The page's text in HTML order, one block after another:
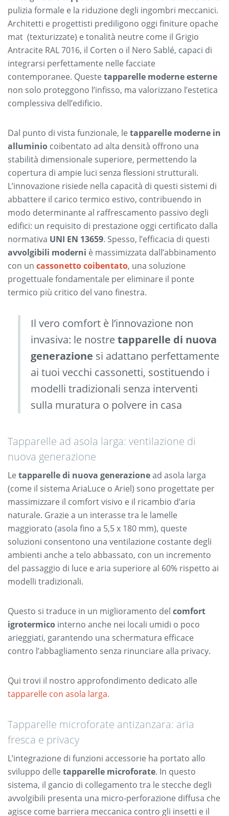
pulizia formale e la riduzione degli ingombri meccanici.
Architetti e progettisti prediligono oggi finiture opache
mat (texturizzate) e tonalità neutre come il Grigio
Antracite RAL 7016, il Corten o il Nero Sablé, capaci di
integrarsi perfettamente nelle facciate
contemporanee. Queste tapparelle moderne esterne
non solo proteggono l’infisso, ma valorizzano l’estetica
complessiva dell’edificio.
Dal punto di vista funzionale, le tapparelle moderne in
alluminio coibentato ad alta densità offrono una
stabilità dimensionale superiore, permettendo la
copertura di ampie luci senza flessioni strutturali.
L’innovazione risiede nella capacità di questi sistemi di
abbattere il carico termico estivo, contribuendo in
modo determinante al raffrescamento passivo degli
edifici: un requisito di prestazione oggi certificato dalla
normativa UNI EN 13659. Spesso, l’efficacia di questi
avvolgibili moderni è massimizzata dall’abbinamento
con un cassonetto coibentato, una soluzione
progettuale fondamentale per eliminare il ponte
termico più critico del vano finestra.
Il vero comfort è l’innovazione non
invasiva: le nostretapparelle di nuova
generazione si adattano perfettamente
ai tuoi vecchi cassonetti, sostituendo i
modelli tradizionali senza interventi
sulla muratura o polvere in casa
Tapparelle ad asola larga: ventilazione di
nuova generazione
Le tapparelle di nuova generazionead asola larga
(come il sistema AriaLuce o Ariel) sono progettate per
massimizzare il comfort visivo e il ricambio d’aria
naturale. Grazie a un interasse tra le lamelle
maggiorato (asola fino a 5,5 x 180 mm), queste
soluzioni consentono una ventilazione costante degli
ambienti anche a telo abbassato, con un incremento
del passaggio di luce e aria superiore al 60% rispetto ai
modelli tradizionali.
Questo si traduce in un miglioramento del comfort
igrotermico interno anche nei locali umidi o poco
arieggiati, garantendo una schermatura efficace
contro l’abbagliamento senza rinunciare alla privacy.
Qui trovi il nostro approfondimento dedicato alle
tapparelle con asola larga.
Tapparelle microforate antizanzara: aria
fresca e privacy
L’integrazione di funzioni accessorie ha portato allo
sviluppo delle tapparelle microforate. In questo
sistema, il gancio di collegamento tra le stecche degli
avvolgibili presenta una micro-perforazione diffusa che
agisce come barriera meccanica contro gli insetti e il